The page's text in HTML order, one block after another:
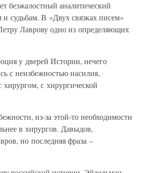
безжалостный аналитический
судьбам. В «Двух связках писем»
Лаврову одно из определяющих
у дверей Истории, нечего
с неизбежностью насилия,
с хирургической
из-за этой-то необходимости
в хирургов. Давыдов,
но последняя фраза –